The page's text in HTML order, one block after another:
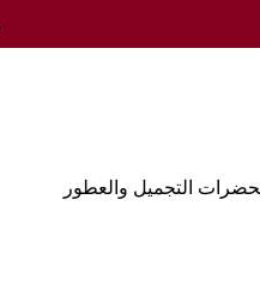
التجميل والعطور